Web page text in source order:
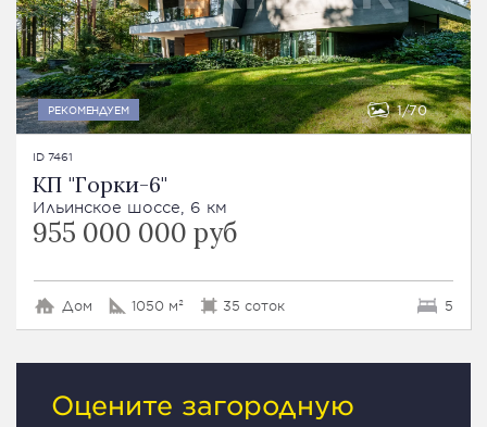
РЕКОМЕНДУЕМ 1 70
ID 7461
КП "Горки-6"
Ильинское шоссе, 6 км
955 000 000 руб
Дом 1050 м² 35 соток 5
Оцените загородную